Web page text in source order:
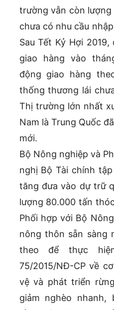
trường vẫn còn lượng
chưa có nhu cầu
Sau Tết Kỷ Hợi
giao hàng vào
động giao hàng
thống thương lái
Thị trường lớn nhất
Nam là Trung Quốc
mới.
Bộ Nông nghiệp và
nghị Bộ Tài chính
tăng đưa vào dự trữ
lượng 80.000 tấn
Phối hợp với Bộ
nông thôn sẵn sàng
theo để thực
75/2015/NĐ-CP về
vệ và phát triển
giảm nghèo